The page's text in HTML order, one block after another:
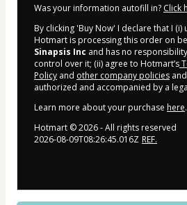
Was your information autofill in? Click
By clicking 'Buy Now' I declare that I
Hotmart is processing this order on
Sinapsis Inc and has no
control over it; (ii) agree to Hotmart’s
Policy and other company policies
authorized and accompanied by a
Learn more about your purchase here.
Hotmart ©2026- All rights reserved
2026-08-09T08:26:45.016Z REF.